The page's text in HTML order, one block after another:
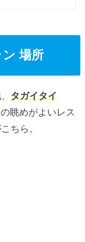
場所
タガイタイ
眺めがよいレス
ちら。